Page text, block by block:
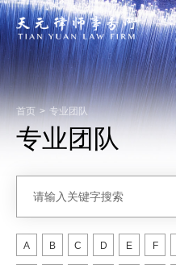
首页 > 专业团队
专业团队
A B C D E F